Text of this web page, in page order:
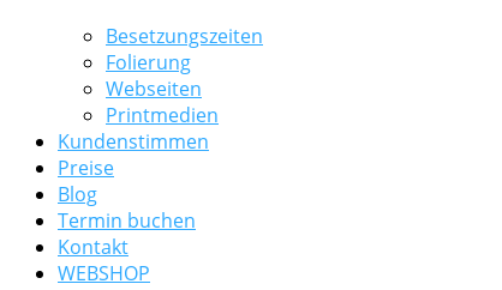
Besetzungszeiten
Folierung
Webseiten
Printmedien
Kundenstimmen
Preise
Blog
Termin buchen
Kontakt
WEBSHOP